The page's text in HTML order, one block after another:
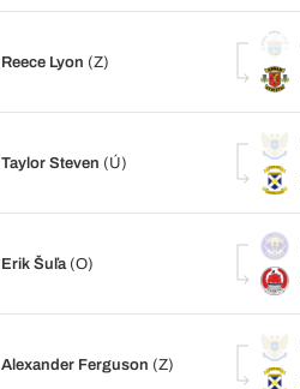
Reece Lyon (Z)
Taylor Steven (Ú)
Erik Šuľa (O)
Alexander Ferguson (Z)